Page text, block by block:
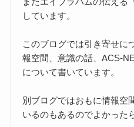
しています。
このブログでは引き寄せに
報空間、意識の話、ACS-
について書いています。
別ブログではおもに情報空
いるのもあるのでよかった